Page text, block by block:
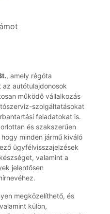
, amely régóta
autótulajdonosok
működő vállalkozás
szolgáltatásokat
feladatokat is.
és szakszerűen
minden jármű kiváló
ügyfélvisszajelzések
valamint a
jelentősen
megközelíthető, és
külön,